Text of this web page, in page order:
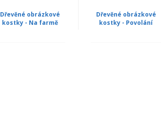
Dřevěné obrázkové
kostky - Na farmě
Dřevěné obrázkové
kostky - Povolání